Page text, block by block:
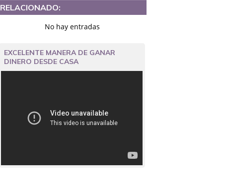
RELACIONADO:
No hay entradas
EXCELENTE MANERA DE GANAR
DINERO DESDE CASA